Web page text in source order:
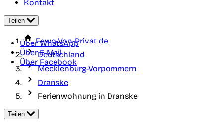
Kontakt
Teilen
Über WhatsApp
Über E-Mail
Über Facebook
Fewo-Von-Privat.de
Deutschland
Mecklenburg-Vorpommern
Dranske
Ferienwohnung in Dranske
Teilen